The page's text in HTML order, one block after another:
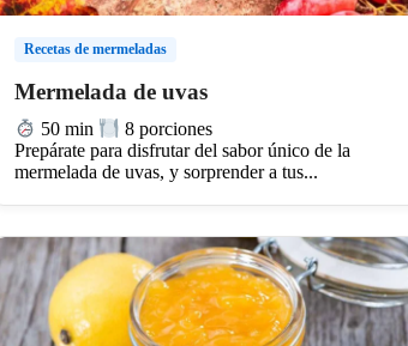
Recetas de mermeladas
Mermelada de uvas
50 min
8 porciones
Prepárate para disfrutar del sabor único de la
mermelada de uvas, y sorprender a tus...